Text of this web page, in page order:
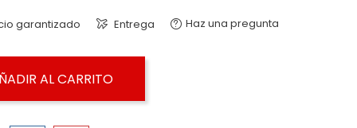
garantizado Entrega Haz una pregunta
AL CARRITO